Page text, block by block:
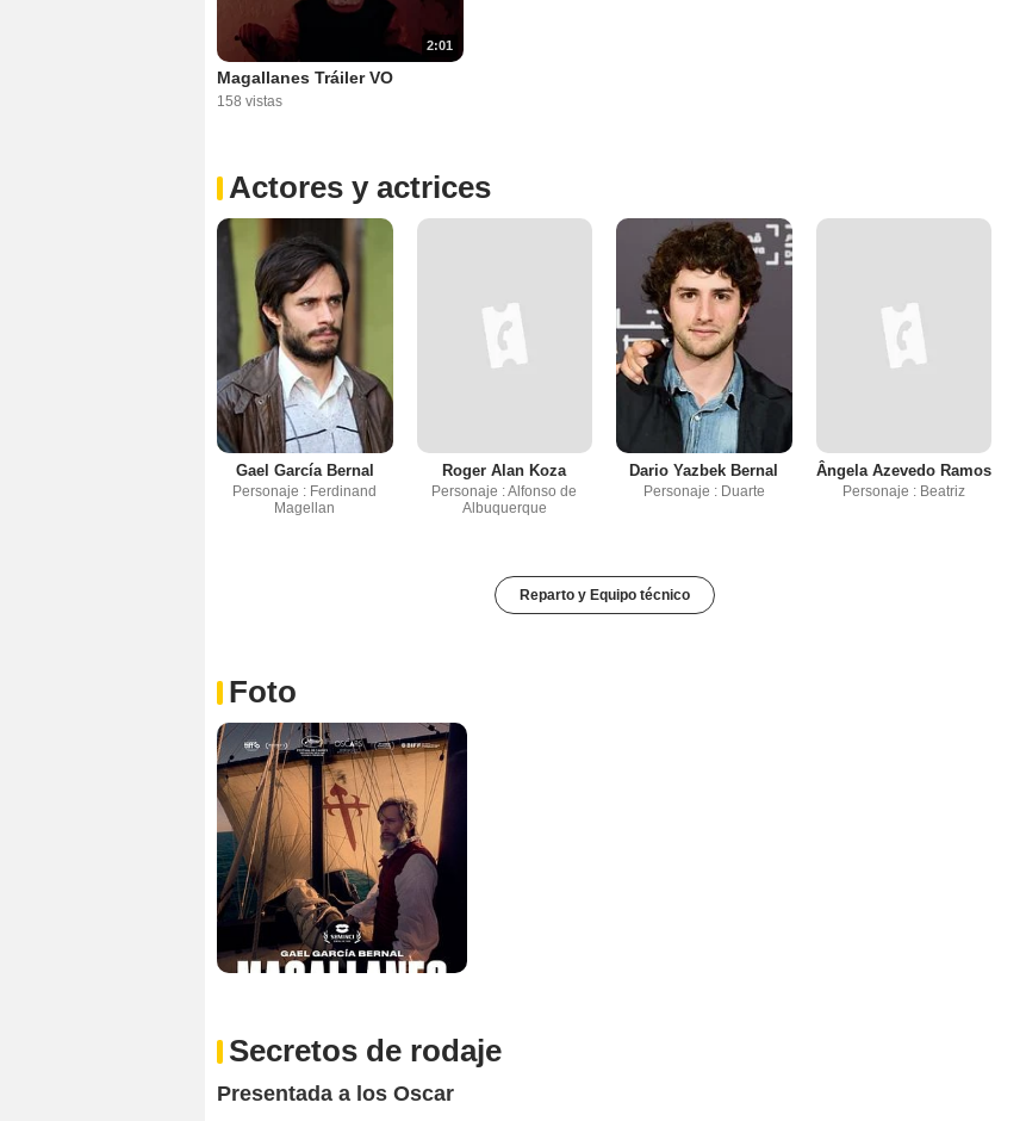
2:01
Magallanes Tráiler VO
158 vistas
Actores y actrices
Gael García Bernal
Personaje : Ferdinand
Magellan
Roger Alan Koza
Personaje : Alfonso de
Albuquerque
Dario Yazbek Bernal
Personaje : Duarte
Ângela Azevedo Ramos
Personaje : Beatriz
Reparto y Equipo técnico
Foto
Secretos de rodaje
Presentada a los Oscar